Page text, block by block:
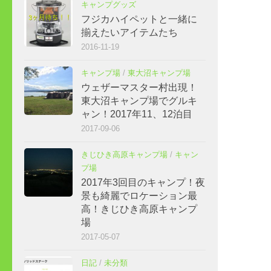
キャンプグッズ
フジカハイペットと一緒に
揃えたいアイテムたち
2016-11-19
キャンプ場 / 東大沼キャンプ場
ウェザーマスター村出現！
東大沼キャンプ場でグルキ
ャン！2017年11、12泊目
2017-09-06
きじひき高原キャンプ場 / キャン
プ場
2017年3回目のキャンプ！夜
景も綺麗でロケーション最
高！きじひき高原キャンプ
場
2017-05-07
日記 / 未分類